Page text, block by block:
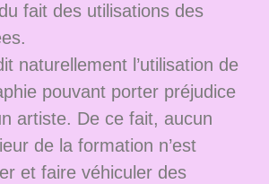
fait des utilisations des
naturellement l’utilisation de
pouvant porter préjudice
artiste. De ce fait, aucun
de la formation n’est
et faire véhiculer des